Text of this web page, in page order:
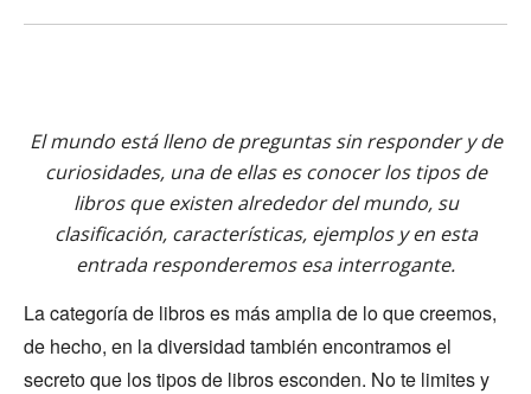
El mundo está lleno de preguntas sin responder y de
curiosidades, una de ellas es conocer los tipos de
libros que existen alrededor del mundo, su
clasificación, características, ejemplos y en esta
entrada responderemos esa interrogante.
La categoría de libros es más amplia de lo que creemos,
de hecho, en la diversidad también encontramos el
secreto que los tipos de libros esconden. No te limites y